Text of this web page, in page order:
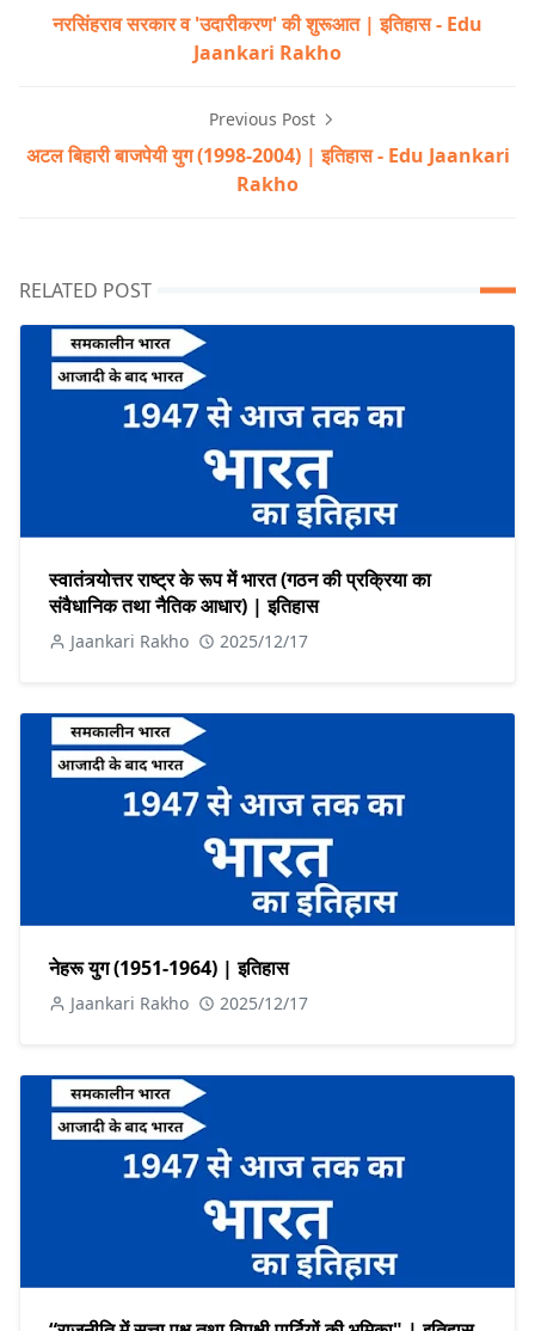
नरसिंहराव सरकार व 'उदारीकरण' की शुरूआत | इतिहास - Edu
Jaankari Rakho
Previous Post
अटल बिहारी बाजपेयी युग (1998-2004) | इतिहास - Edu Jaankari
Rakho
RELATED POST
स्वातंत्र्योत्तर राष्ट्र के रूप में भारत (गठन की प्रक्रिया का
संवैधानिक तथा नैतिक आधार) | इतिहास
Jaankari Rakho 2025/12/17
नेहरू युग (1951-1964) | इतिहास
Jaankari Rakho 2025/12/17